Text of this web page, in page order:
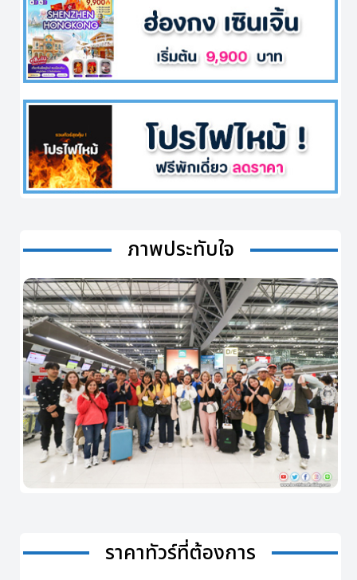
ภาพประทับใจ
ราคาทัวร์ที่ต้องการ